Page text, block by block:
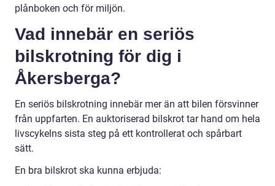
plånboken och för miljön.
Vad innebär en seriös
bilskrotning för dig i
Åkersberga?
En seriös bilskrotning innebär mer än att bilen försvinner
från uppfarten. En auktoriserad bilskrot tar hand om hela
livscykelns sista steg på ett kontrollerat och spårbart
sätt.
En bra bilskrot ska kunna erbjuda: